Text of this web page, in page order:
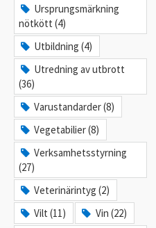
Ursprungsmärkning
nötkött (4)
Utbildning (4)
Utredning av utbrott
(36)
Varustandarder (8)
Vegetabilier (8)
Verksamhetsstyrning
(27)
Veterinärintyg (2)
Vilt (11)
Vin (22)